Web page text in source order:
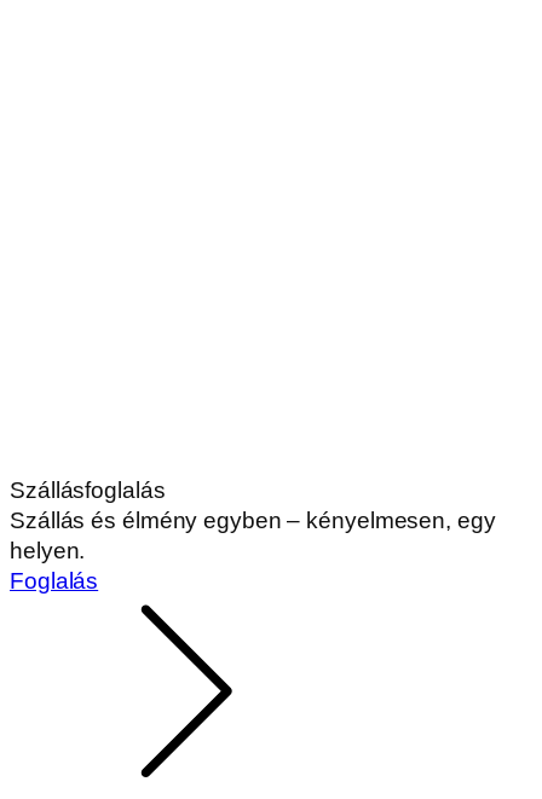
Szállásfoglalás
Szállás és élmény egyben – kényelmesen, egy
helyen.
Foglalás